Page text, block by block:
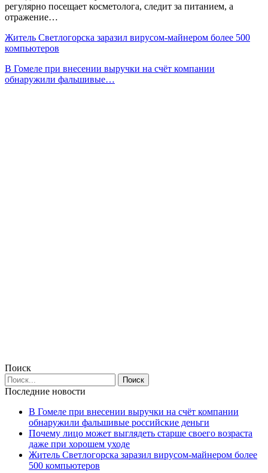
регулярно посещает косметолога, следит за питанием, а
отражение…
Житель Светлогорска заразил вирусом-майнером более 500
компьютеров
В Гомеле при внесении выручки на счёт компании
обнаружили фальшивые…
Поиск
Последние новости
В Гомеле при внесении выручки на счёт компании
обнаружили фальшивые российские деньги
Почему лицо может выглядеть старше своего возраста
даже при хорошем уходе
Житель Светлогорска заразил вирусом-майнером более
500 компьютеров